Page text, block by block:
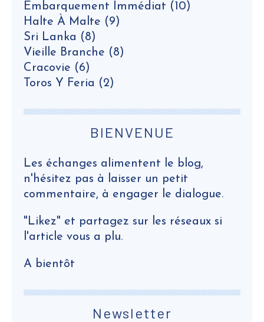
Newsletter
Embarquement Immédiat (10)
Halte À Malte (9)
Sri Lanka (8)
Vieille Branche (8)
Cracovie (6)
Toros Y Feria (2)
BIENVENUE
Les échanges alimentent le blog,
n'hésitez pas à laisser un petit
commentaire, à engager le dialogue.
"Likez" et partagez sur les réseaux si
l'article vous a plu.
A bientôt